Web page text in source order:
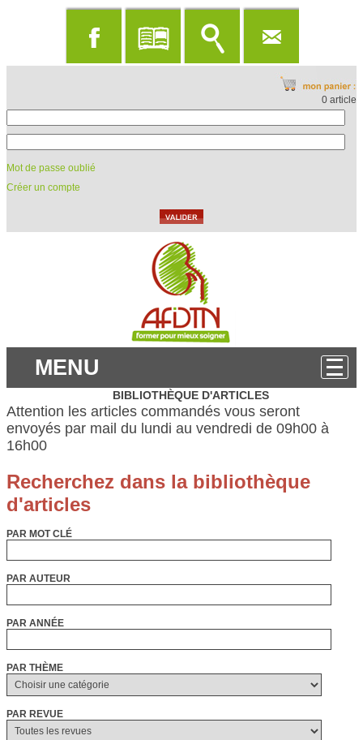
0 article
Mot de passe oublié
Créer un compte
MENU
BIBLIOTHÈQUE D'ARTICLES
Attention les articles commandés vous seront
envoyés par mail du lundi au vendredi de 09h00 à
16h00
PAR MOT CLÉ
PAR AUTEUR
PAR ANNÉE
PAR THÈME
PAR REVUE